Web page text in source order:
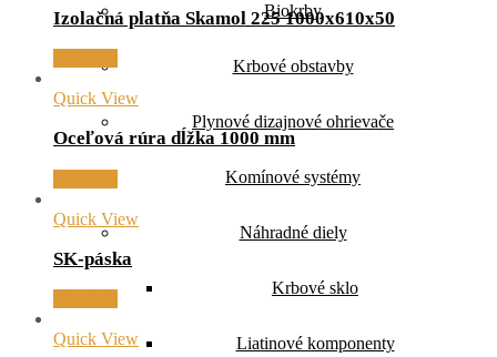
Biokrby
Krbové obstavby
Plynové dizajnové ohrievače
Komínové systémy
Náhradné diely
Krbové sklo
Liatinové komponenty
Izolačná platňa Skamol 225 1000x610x50
Quick View
Oceľová rúra dĺžka 1000 mm
Quick View
SK-páska
Quick View